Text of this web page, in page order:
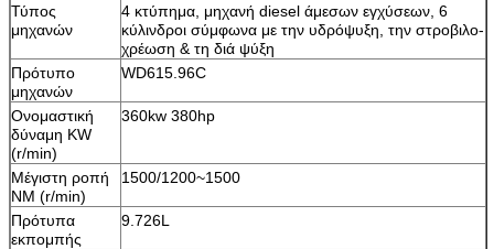
Τύπος
μηχανών
4 κτύπημα, μηχανή diesel άμεσων εγχύσεων, 6
κύλινδροι σύμφωνα με την υδρόψυξη, την στροβιλο-
χρέωση & τη διά ψύξη
Πρότυπο
μηχανών
WD615.96C
Ονομαστική
δύναμη KW
(r/min)
360kw 380hp
Μέγιστη ροπή
NM (r/min)
1500/1200~1500
Πρότυπα
εκπομπής
9.726L